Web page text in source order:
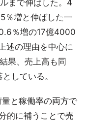
まで伸ばした。4
％増と伸ばした一
％増の17億4000
述の理由を中心に
果、売上高も同
している。
と稼働率の両方で
的に補うことで売